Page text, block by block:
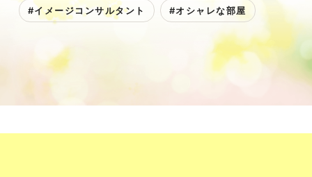
#イメージコンサルタント #オシャレな部屋